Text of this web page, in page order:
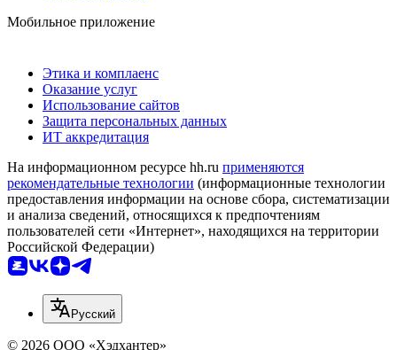
Мобильное приложение
Этика и комплаенс
Оказание услуг
Использование сайтов
Защита персональных данных
ИТ аккредитация
На информационном ресурсе hh.ru применяются
рекомендательные технологии (информационные технологии
предоставления информации на основе сбора, систематизации
и анализа сведений, относящихся к предпочтениям
пользователей сети «Интернет», находящихся на территории
Российской Федерации)
Русский
© 2026 ООО «Хэдхантер»